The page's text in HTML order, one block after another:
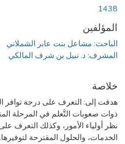
1438
المؤلفين
الباحث: مشاعل بنت عابر الشملاني
المشرف: د. نبيل بن شرف المالكي
خلاصة
هدفت إلى: التعرف على درجة توافر
ذوات صعوبات التَّعلم في المرحلة
نظر أولياء الأمور، وكذلك التعرف